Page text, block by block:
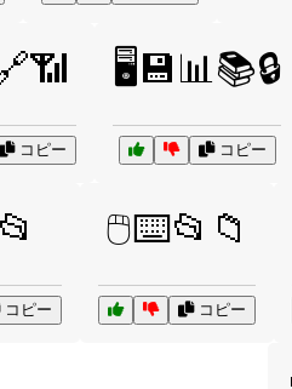
コピー
🖥️💾📊📚🔒
コピー
コピー
🖱️⌨️📂📁
コピー